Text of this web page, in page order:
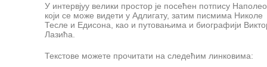
У интервјуу велики простор је посећен потпису
који се може видети у Адлигату, затим писмима Николе
Тесле и Едисона, као и путовањима и биографији
Лазића.
Текстове можете прочитати на следећим линковима: